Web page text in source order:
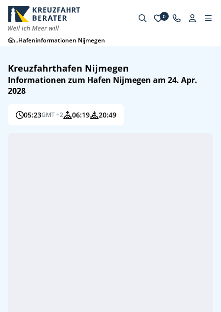
0
...Hafeninformationen Nijmegen
Kreuzfahrthafen Nijmegen
Informationen zum Hafen Nijmegen am 24. Apr.
2028
05:23GMT +2 06:19 20:49